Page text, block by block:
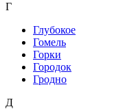
Г
Глубокое
Гомель
Горки
Городок
Гродно
Д